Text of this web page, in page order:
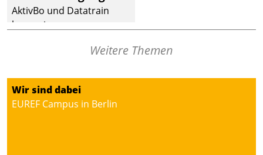
Mieteranliegen zum
Dienstleisterauftrag.
AktivBo und Datatrain
kooperieren –
profitieren: Die nahtlose
von AktivBo und
Datatrain ermöglicht
automatisiert ausgelöste,
Weitere Themen
Wir sind dabei
EUREF Campus in Berlin